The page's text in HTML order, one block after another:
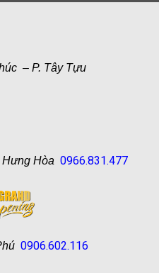
– P. Tây Tựu
Hưng Hòa 0966.831.477
0906.602.116